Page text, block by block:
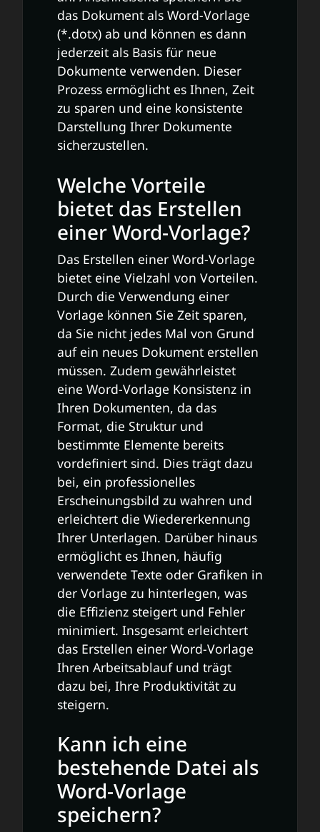
das Dokument als Word-Vorlage
(*.dotx) ab und können es dann
jederzeit als Basis für neue
Dokumente verwenden. Dieser
Prozess ermöglicht es Ihnen, Zeit
zu sparen und eine konsistente
Darstellung Ihrer Dokumente
sicherzustellen.
Welche Vorteile
bietet das Erstellen
einer Word-Vorlage?
Das Erstellen einer Word-Vorlage
bietet eine Vielzahl von Vorteilen.
Durch die Verwendung einer
Vorlage können Sie Zeit sparen,
da Sie nicht jedes Mal von Grund
auf ein neues Dokument erstellen
müssen. Zudem gewährleistet
eine Word-Vorlage Konsistenz in
Ihren Dokumenten, da das
Format, die Struktur und
bestimmte Elemente bereits
vordefiniert sind. Dies trägt dazu
bei, ein professionelles
Erscheinungsbild zu wahren und
erleichtert die Wiedererkennung
Ihrer Unterlagen. Darüber hinaus
ermöglicht es Ihnen, häufig
verwendete Texte oder Grafiken in
der Vorlage zu hinterlegen, was
die Effizienz steigert und Fehler
minimiert. Insgesamt erleichtert
das Erstellen einer Word-Vorlage
Ihren Arbeitsablauf und trägt
dazu bei, Ihre Produktivität zu
steigern.
Kann ich eine
bestehende Datei als
Word-Vorlage
speichern?